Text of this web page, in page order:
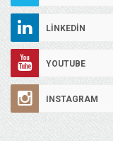
LINKEDIN
YOUTUBE
INSTAGRAM